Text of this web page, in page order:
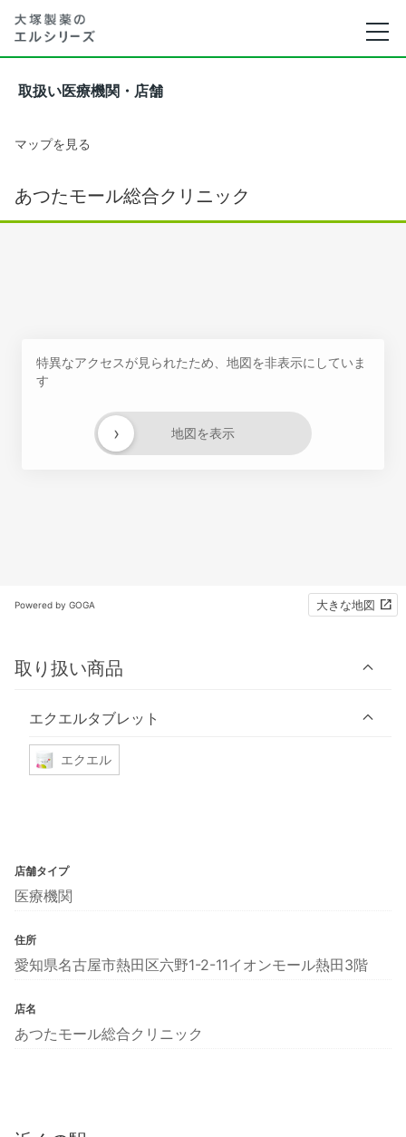
取扱い医療機関・店舗
マップを見る
あつたモール総合クリニック
特異なアクセスが見られたため、地図を非表示にしていま
す
地図を表示
›
Powered by GOGA 大きな地図
取り扱い商品
エクエルタブレット
エクエル
店舗タイプ
医療機関
住所
愛知県名古屋市熱田区六野1-2-11イオンモール熱田3階
店名
あつたモール総合クリニック